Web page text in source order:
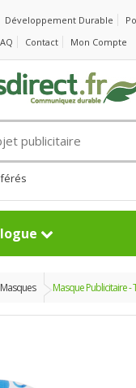
Développement Durable
Contact Mon Compte
Masques Masque Publicitaire -